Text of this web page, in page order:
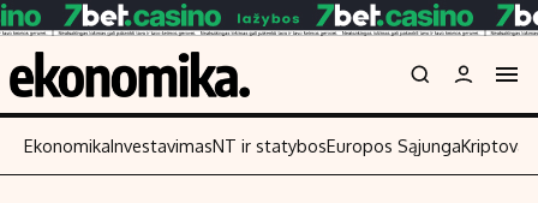
EkonomikaInvestavimasNT ir statybosEuropos Sąjunga